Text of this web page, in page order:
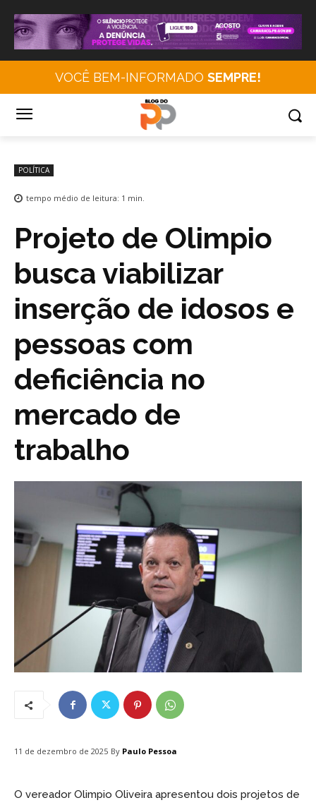
VOCÊ BEM-INFORMADO SEMPRE!
POLÍTICA
tempo médio de leitura: 1 min.
Projeto de Olimpio
busca viabilizar
inserção de idosos e
pessoas com
deficiência no
mercado de
trabalho
11 de dezembro de 2025 By Paulo Pessoa
O vereador Olimpio Oliveira apresentou dois projetos de